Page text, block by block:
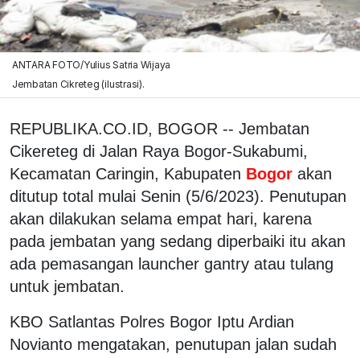
ANTARA FOTO/Yulius Satria Wijaya
Jembatan Cikreteg (ilustrasi).
REPUBLIKA.CO.ID, BOGOR -- Jembatan
Cikereteg di Jalan Raya Bogor-Sukabumi,
Kecamatan Caringin, Kabupaten Bogor akan
ditutup total mulai Senin (5/6/2023). Penutupan
akan dilakukan selama empat hari, karena
pada jembatan yang sedang diperbaiki itu akan
ada pemasangan launcher gantry atau tulang
untuk jembatan.
KBO Satlantas Polres Bogor Iptu Ardian
Novianto mengatakan, penutupan jalan sudah